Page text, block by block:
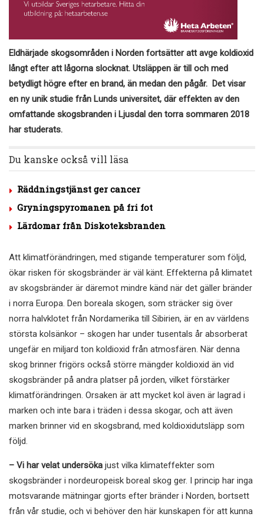
Eldhärjade skogsområden i Norden fortsätter att avge koldioxid
långt efter att lågorna slocknat. Utsläppen är till och med
betydligt högre efter en brand, än medan den pågår. Det visar
en ny unik studie från Lunds universitet, där effekten av den
omfattande skogsbranden i Ljusdal den torra sommaren 2018
har studerats.
Du kanske också vill läsa
Räddningstjänst ger cancer
Gryningspyromanen på fri fot
Lärdomar från Diskoteksbranden
Att klimatförändringen, med stigande temperaturer som följd,
ökar risken för skogsbränder är väl känt. Effekterna på klimatet
av skogsbränder är däremot mindre känd när det gäller bränder
i norra Europa. Den boreala skogen, som sträcker sig över
norra halvklotet från Nordamerika till Sibirien, är en av världens
största kolsänkor – skogen har under tusentals år absorberat
ungefär en miljard ton koldioxid från atmosfären. När denna
skog brinner frigörs också större mängder koldioxid än vid
skogsbränder på andra platser på jorden, vilket förstärker
klimatförändringen. Orsaken är att mycket kol även är lagrad i
marken och inte bara i träden i dessa skogar, och att även
marken brinner vid en skogsbrand, med koldioxidutsläpp som
följd.
– Vi har velat undersöka just vilka klimateffekter som
skogsbränder i nordeuropeisk boreal skog ger. I princip har inga
motsvarande mätningar gjorts efter bränder i Norden, bortsett
från vår studie, och vi behöver den här kunskapen för att kunna